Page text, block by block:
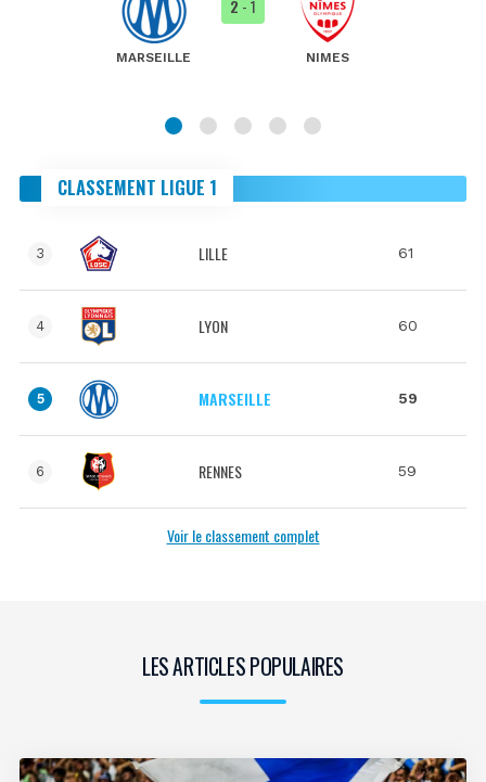
MARSEILLE
2 - 1
NIMES
CLASSEMENT LIGUE 1
3 LILLE 61
4 LYON 60
5 MARSEILLE 59
6 RENNES 59
Voir le classement complet
LES ARTICLES POPULAIRES